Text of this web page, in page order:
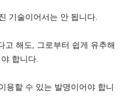
기술이어서는 안 됩니다.
고 해도, 그로부터 쉽게 유추해
합니다.
용할 수 있는 발명이어야 합니